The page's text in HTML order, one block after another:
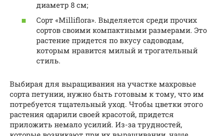
диаметр 8 см;
Сорт «Milliflora». Выделяется среди прочих
сортов своими компактными размерами. Это
растение придется по вкусу садоводам,
которым нравится милый и трогательный
стиль.
Выбирая для выращивания на участке махровые
сорта петунии, нужно быть готовым к тому, что им
потребуется тщательный уход. Чтобы цветки этого
растения одарили своей красотой, придется
приложить немало усилий. Из-за трудностей,